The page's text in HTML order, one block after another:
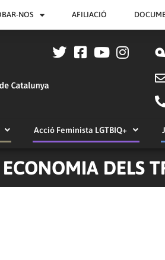
NOS AFILIACIÓ
Acció Feminista LGTBIQ+
DELS